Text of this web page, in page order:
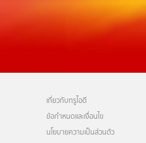
เกี่ยวกับทรูไอดี
ข้อกำหนดและเงื่อนไข
นโยบายความเป็นส่วนตัว